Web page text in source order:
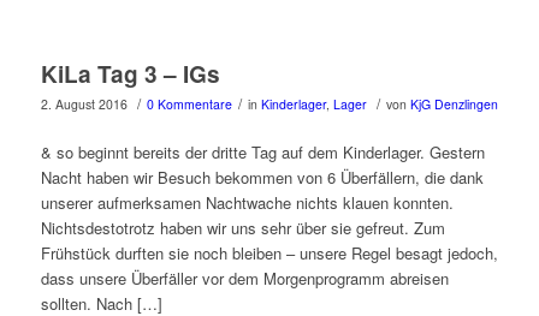
KiLa Tag 3 – IGs
2. August 2016 / 0 Kommentare / in Kinderlager, Lager / von KjG Denzlingen
& so beginnt bereits der dritte Tag auf dem Kinderlager. Gestern
Nacht haben wir Besuch bekommen von 6 Überfällern, die dank
unserer aufmerksamen Nachtwache nichts klauen konnten.
Nichtsdestotrotz haben wir uns sehr über sie gefreut. Zum
Frühstück durften sie noch bleiben – unsere Regel besagt jedoch,
dass unsere Überfäller vor dem Morgenprogramm abreisen
sollten. Nach […]